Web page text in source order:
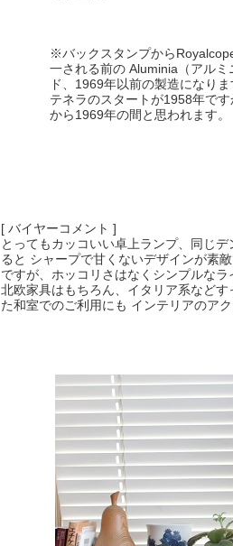
※バックスタンプから
一される前の Aluminia（アルミ
ド、1969年以前の製造になりま
テネラのスタートが1958年で
から1969年の間と思われます。
[ バイヤーコメント ]
とってもカッコいい卓上ランプ、同じ
ると シャープで甘くないデザインが素
ですが、ホッコリさはなくシンプルな
北欧家具はもちろん、イタリア系など
た和室でのご利用にも インテリアのア